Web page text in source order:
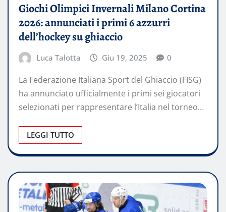
Giochi Olimpici Invernali Milano Cortina
2026: annunciati i primi 6 azzurri
dell’hockey su ghiaccio
Luca Talotta Giu 19, 2025 0
La Federazione Italiana Sport del Ghiaccio (FISG)
ha annunciato ufficialmente i primi sei giocatori
selezionati per rappresentare l’Italia nel torneo…
LEGGI TUTTO